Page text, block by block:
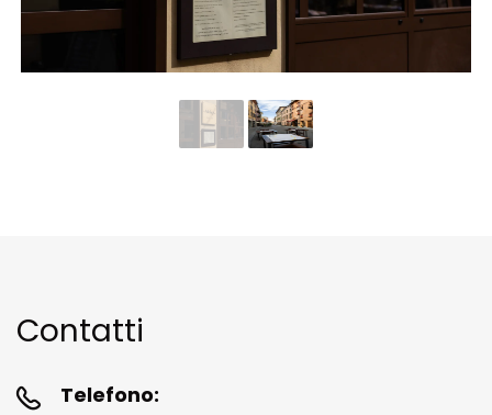
Contatti
Telefono: